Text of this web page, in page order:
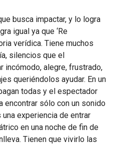
busca impactar, y lo logra
igual ya que ‘Re
verídica. Tiene muchos
silencios que el
incómodo, alegre, frustrado,
queriéndolos ayudar. En un
todas y el espectador
encontrar sólo con un sonido
experiencia de entrar
en una noche de fin de
Tienen que vivirlo las